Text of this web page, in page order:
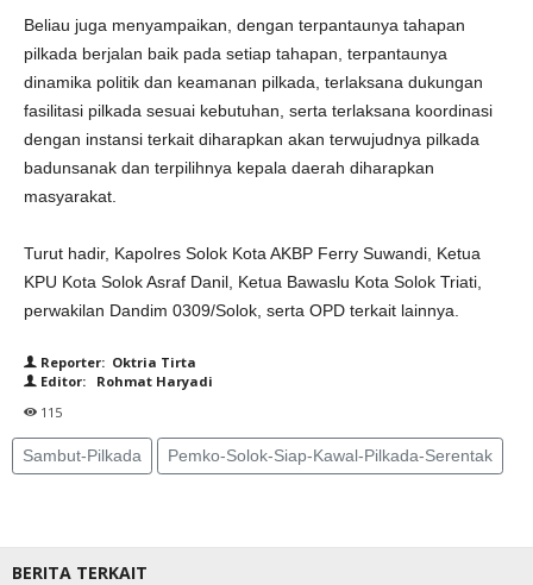
Beliau juga menyampaikan, dengan terpantaunya tahapan
pilkada berjalan baik pada setiap tahapan, terpantaunya
dinamika politik dan keamanan pilkada, terlaksana dukungan
fasilitasi pilkada sesuai kebutuhan, serta terlaksana koordinasi
dengan instansi terkait diharapkan akan terwujudnya pilkada
badunsanak dan terpilihnya kepala daerah diharapkan
masyarakat.
Turut hadir, Kapolres Solok Kota AKBP Ferry Suwandi, Ketua
KPU Kota Solok Asraf Danil, Ketua Bawaslu Kota Solok Triati,
perwakilan Dandim 0309/Solok, serta OPD terkait lainnya.
Reporter: Oktria Tirta
Editor: Rohmat Haryadi
115
Sambut-Pilkada Pemko-Solok-Siap-Kawal-Pilkada-Serentak
BERITA TERKAIT